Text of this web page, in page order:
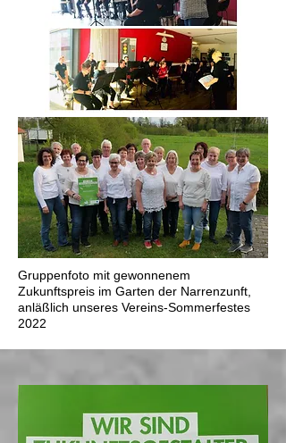
Gruppenfoto mit gewonnenem
Zukunftspreis im Garten der Narrenzunft,
anläßlich unseres Vereins-Sommerfestes
2022